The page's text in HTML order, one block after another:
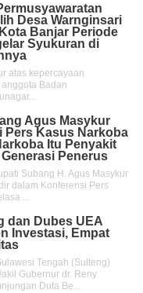
Desa Warnginsari
Banjar Periode
Syukuran di
atas kepercayaan
Badan
Agus Masykur
Pers Kasus Narkoba
Itu Penyakit
Penerus
Subang H. Agus Masykur
dalam Konferensi Pers
...
dan Dubes UEA
Investasi, Empat
Tengah (Sulteng)
Gubernur dr. Reny
Duta Be...